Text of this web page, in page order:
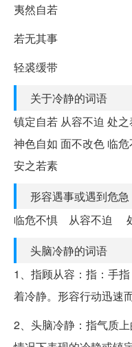
夷然自若
若无其事
轻裘缓带
关于冷静的词语
镇定自若 从容不迫 处
神色自如 面不改色 临
安之若素
形容遇事或遇到危
临危不惧 从容不迫
头脑冷静的词语
1、指顾从容：指：手
着冷静。形容行动迅速
2、头脑冷静：指气质